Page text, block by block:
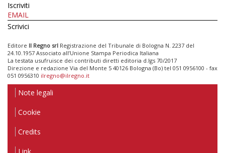
Iscriviti
EMAIL
Scrivici
Editore Il Regno srl Registrazione del Tribunale di Bologna N. 2237 del
24.10.1957 Associato all’Unione Stampa Periodica Italiana
La testata usufruisce dei contributi diretti editoria d.lgs 70/2017
Direzione e redazione Via del Monte 5 40126 Bologna (Bo) tel 051 0956100 - fax
051 0956310 ilregno@ilregno.it
Note legali
Cookie
Credits